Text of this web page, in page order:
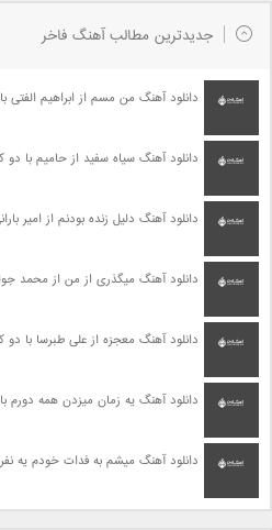
جدیدترین مطالب آهنگ فاخر
دانلود آهنگ من مسم از ابراهیم الفتی
دانلود آهنگ سیاه سفید از حامیم با دو
دانلود آهنگ دلیل زنده بودنم از امیر
دانلود آهنگ میگذری از من از محمد
دانلود آهنگ معجزه از علی طبرسا با دو
دانلود آهنگ یه زمان میزدن همه دورم
دانلود آهنگ میشم به فدات خودم یه